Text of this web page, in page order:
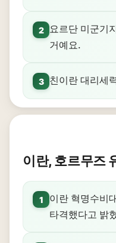
2
요르단 미군기
거예요.
3 친이란 대리세
이란, 호르무즈
1
이란 혁명수비
타격했다고 밝